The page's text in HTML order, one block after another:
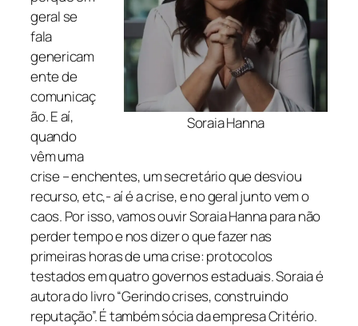
Soraia Hanna
geral se
fala
genericam
ente de
comunicaç
ão. E aí,
quando
vêm uma
crise – enchentes, um secretário que desviou
recurso, etc,- aí é a crise, e no geral junto vem o
caos. Por isso, vamos ouvir Soraia Hanna para não
perder tempo e nos dizer o que fazer nas
primeiras horas de uma crise: protocolos
testados em quatro governos estaduais. Soraia é
autora do livro “Gerindo crises, construindo
reputação”. É também sócia da empresa Critério.